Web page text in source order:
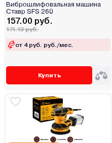
Виброшлифовальная машина
Ставр SFS 260
157.00 руб.
171.13 руб.
от 4 руб. руб./мес.
Купить